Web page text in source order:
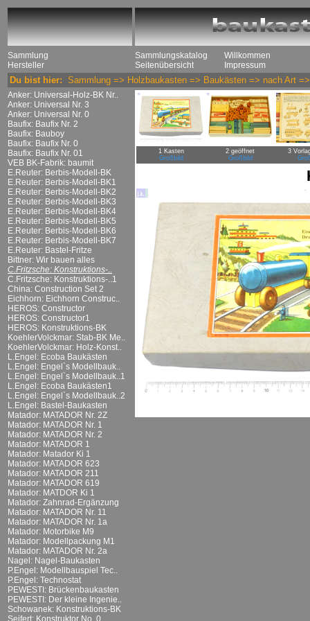
Sammlung
Hersteller
Sammlungskatalog
Seitenübersicht
Willkommen
Impressum
Du bist hier: Sammlung => Holzbaukasten => Baukästen => nach Art
Anker: Universal-Holz-BK Nr..
Anker: Universal Nr. 3
Anker: Universal Nr. 0
Baufix: Baufix Nr. 2
Baufix: Bauboy
Baufix: Baufix Nr. 0
Baufix: Baufix Nr. 01
VEB BK-Fabrik: baumit
E.Reuter: Berbis-Modell-BK
E.Reuter: Berbis-Modell-BK1
E.Reuter: Berbis-Modell-BK2
E.Reuter: Berbis-Modell-BK3
E.Reuter: Berbis-Modell-BK4
E.Reuter: Berbis-Modell-BK5
E.Reuter: Berbis-Modell-BK6
E.Reuter: Berbis-Modell-BK7
E.Reuter: Bastel-Fritze
Bittner: Wir bauen alles
C.Fritzsche: Konstruktions-..
C.Fritzsche: Konstruktions-..1
China: Construction Set 2
Eichhorn: Eichhorn Construc..
HEROS: Constructor
HEROS: Constructor1
HEROS: Konstruktions-BK
KoehlerVolckmar: Stab-BK Me..
KoehlerVolckmar: Holz-Konst..
L.Engel: Ecoba Baukästen
L.Engel: Engel`s Modellbauk..
L.Engel: Engel`s Modellbauk..1
L.Engel: Ecoba Baukästen1
L.Engel: Engel`s Modellbauk..2
L.Engel: Bastel-Baukasten
Matador: MATADOR Nr. 2Z
Matador: MATADOR Nr. 1
Matador: MATADOR Nr. 2
Matador: MATADOR 1
Matador: Matador Ki 1
Matador: MATADOR 623
Matador: MATADOR 211
Matador: MATADOR 619
Matador: MATDOR Ki 1
Matador: Zahnrad-Ergänzung
Matador: MATADOR Nr. 11
Matador: MATADOR Nr. 1a
Matador: Motorbike M9
Matador: Modellpackung M1
Matador: MATADOR Nr. 2a
Nagel: Nagel-Baukasten
P.Engel: Modellbauspiel Tec..
P.Engel: Technostat
PEWESTI: Brückenbaukasten
PEWESTI: Der kleine Ingenie..
Schowanek: Konstruktions-BK
Seifert: Konstruktor No. 0
1 Kasten
Großbild
2 geöffnet
Großbild
3